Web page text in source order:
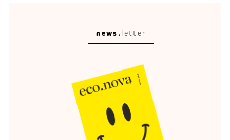
Circular Escape
Eine schöne Umgebung verändert, wie wir reisen,
news.letter